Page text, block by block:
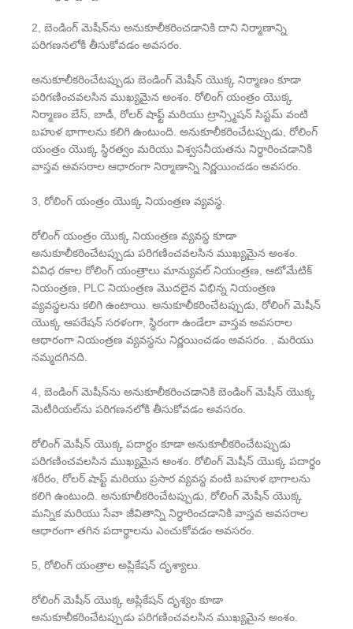
2, బెండింగ్ మెషీన్‌ను అనుకూలీకరించడానికి దాని నిర్మాణాన్ని
పరిగణనలోకి తీసుకోవడం అవసరం.
అనుకూలీకరించేటప్పుడు బెండింగ్ మెషీన్ యొక్క నిర్మాణం కూడా
పరిగణించవలసిన ముఖ్యమైన అంశం. రోలింగ్ యంత్రం యొక్క
నిర్మాణం బేస్, బాడీ, రోలర్ షాఫ్ట్ మరియు ట్రాన్స్మిషన్ సిస్టమ్ వంటి
బహుళ భాగాలను కలిగి ఉంటుంది. అనుకూలీకరించేటప్పుడు, రోలింగ్
యంత్రం యొక్క స్థిరత్వం మరియు విశ్వసనీయతను నిర్ధారించడానికి
వాస్తవ అవసరాల ఆధారంగా నిర్మాణాన్ని నిర్ణయించడం అవసరం.
3, రోలింగ్ యంత్రం యొక్క నియంత్రణ వ్యవస్థ.
రోలింగ్ యంత్రం యొక్క నియంత్రణ వ్యవస్థ కూడా
అనుకూలీకరించేటప్పుడు పరిగణించవలసిన ముఖ్యమైన అంశం.
వివిధ రకాల రోలింగ్ యంత్రాలు మాన్యువల్ నియంత్రణ, ఆటోమేటిక్
నియంత్రణ, PLC నియంత్రణ మొదలైన విభిన్న నియంత్రణ
వ్యవస్థలను కలిగి ఉంటాయి. అనుకూలీకరించేటప్పుడు, రోలింగ్ మెషీన్
యొక్క ఆపరేషన్ సరళంగా, స్థిరంగా ఉండేలా వాస్తవ అవసరాల
ఆధారంగా నియంత్రణ వ్యవస్థను నిర్ణయించడం అవసరం. , మరియు
నమ్మదగినది.
4, బెండింగ్ మెషీన్‌ను అనుకూలీకరించడానికి బెండింగ్ మెషీన్ యొక్క
మెటీరియల్‌ను పరిగణనలోకి తీసుకోవడం అవసరం.
రోలింగ్ మెషీన్ యొక్క పదార్థం కూడా అనుకూలీకరించేటప్పుడు
పరిగణించవలసిన ముఖ్యమైన అంశం. రోలింగ్ మెషీన్ యొక్క పదార్థం
శరీరం, రోలర్ షాఫ్ట్ మరియు ప్రసార వ్యవస్థ వంటి బహుళ భాగాలను
కలిగి ఉంటుంది. అనుకూలీకరించేటప్పుడు, రోలింగ్ మెషీన్ యొక్క
మన్నిక మరియు సేవా జీవితాన్ని నిర్ధారించడానికి వాస్తవ అవసరాల
ఆధారంగా తగిన పదార్థాలను ఎంచుకోవడం అవసరం.
5, రోలింగ్ యంత్రాల అప్లికేషన్ దృశ్యాలు.
రోలింగ్ మెషీన్ యొక్క అప్లికేషన్ దృశ్యం కూడా
అనుకూలీకరించేటప్పుడు పరిగణించవలసిన ముఖ్యమైన అంశం.